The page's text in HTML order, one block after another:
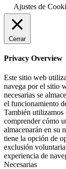
Ajustes de
Cerrar
Privacy Overview
Este sitio web
navega por el sitio
necesarias se
el funcionamiento
También utilizamos
comprender cómo
almacenarán en su
tiene la opción de
exclusión voluntaria
experiencia de
Necesarias